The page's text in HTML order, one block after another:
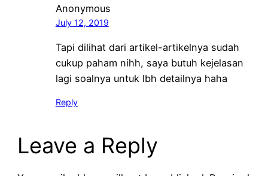
Anonymous
July 12, 2019
Tapi dilihat dari artikel-artikelnya sudah
cukup paham nihh, saya butuh kejelasan
lagi soalnya untuk lbh detailnya haha
Reply
Leave a Reply